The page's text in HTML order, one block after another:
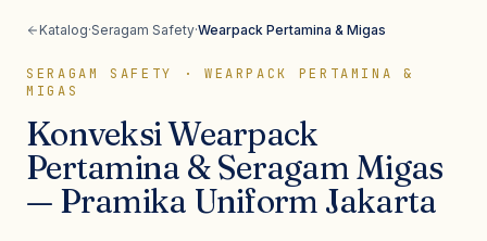
Katalog
Seragam Kerja
Lihat semua
seragam kerja
Kemeja PDH
Kemeja PDL
Seragam Safety
Lihat semua seragam safety
Wearpack / Coverall
Seragam Sekolah
Katalog·Seragam Safety·Wearpack Pertamina & Migas
SERAGAM SAFETY · WEARPACK PERTAMINA &
MIGAS
Konveksi Wearpack
Pertamina & Seragam Migas
— Pramika Uniform Jakarta